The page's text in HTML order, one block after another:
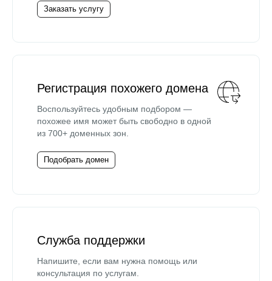
Заказать услугу
Регистрация похожего домена
Воспользуйтесь удобным подбором —
похожее имя может быть свободно в одной
из 700+ доменных зон.
Подобрать домен
Служба поддержки
Напишите, если вам нужна помощь или
консультация по услугам.